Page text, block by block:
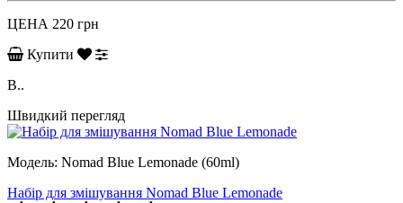
ЦЕНА 220 грн
Купити
B..
Швидкий перегляд
Модель: Nomad Blue Lemonade (60ml)
Набір для змішування Nomad Blue Lemonade